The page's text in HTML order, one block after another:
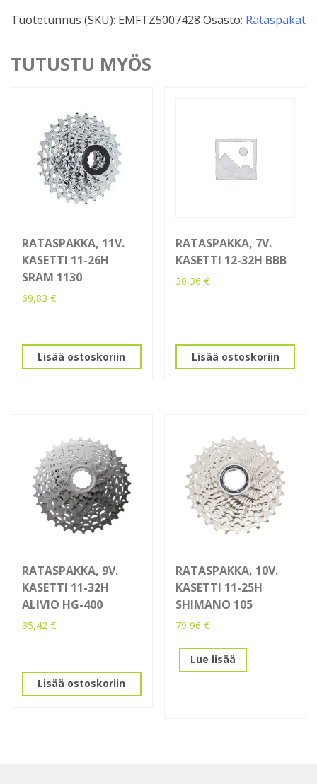
14-
Shimano
määrä
Tuotetunnus (SKU): EMFTZ5007428 Osasto: Rataspakat
TUTUSTU MYÖS
RATASPAKKA, 11V.
KASETTI 11-26H
SRAM 1130
69,83 €
Lisää ostoskoriin
RATASPAKKA, 7V.
KASETTI 12-32H BBB
30,36€
Lisää ostoskoriin
RATASPAKKA, 9V.
KASETTI 11-32H
ALIVIO HG-400
35,42 €
Lisää ostoskoriin
RATASPAKKA, 10V.
KASETTI 11-25H
SHIMANO 105
79,96€
Lue lisää